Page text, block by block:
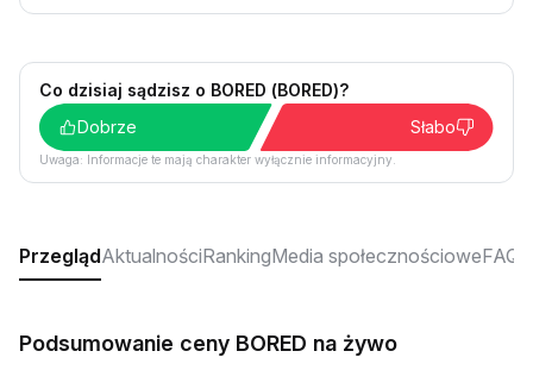
Co dzisiaj sądzisz o BORED (BORED)?
Dobrze
Słabo
Uwaga: Informacje te mają charakter wyłącznie informacyjny.
PrzeglądAktualnościRankingMedia społecznościoweFAQ
Podsumowanie ceny BORED na żywo